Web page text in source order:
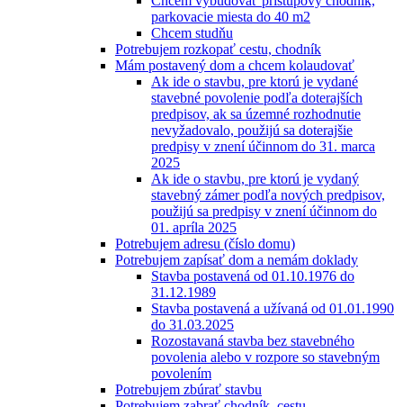
parkovacie miesta do 40 m2
Chcem studňu
Potrebujem rozkopať cestu, chodník
Mám postavený dom a chcem kolaudovať
Ak ide o stavbu, pre ktorú je vydané
stavebné povolenie podľa doterajších
predpisov, ak sa územné rozhodnutie
nevyžadovalo, použijú sa doterajšie
predpisy v znení účinnom do 31. marca
2025
Ak ide o stavbu, pre ktorú je vydaný
stavebný zámer podľa nových predpisov,
použijú sa predpisy v znení účinnom do
01. apríla 2025
Potrebujem adresu (číslo domu)
Potrebujem zapísať dom a nemám doklady
Stavba postavená od 01.10.1976 do
31.12.1989
Stavba postavená a užívaná od 01.01.1990
do 31.03.2025
Rozostavaná stavba bez stavebného
povolenia alebo v rozpore so stavebným
povolením
Potrebujem zbúrať stavbu